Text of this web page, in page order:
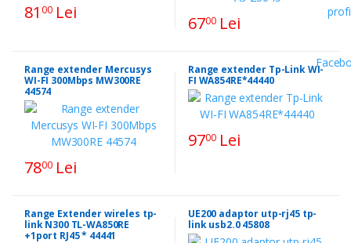
81 00Lei
6700Lei
Range extender Mercusys
WI-FI 300Mbps MW300RE
44574
7800Lei
Range extender Tp-Link WI-
FI WA854RE*44440
9700Lei
Range Extender wireles tp-
link N300 TL-WA850RE
+1port RJ45 * 44441
UE200 adaptor utp-rj45 tp-
link usb2.0 45808